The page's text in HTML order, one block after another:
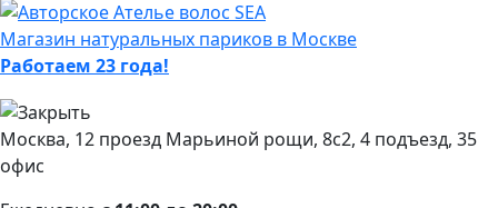
Магазин натуральных париков в Москве
Работаем 23 года!
Москва, 12 проезд Марьиной рощи, 8с2, 4 подъезд, 35
офис